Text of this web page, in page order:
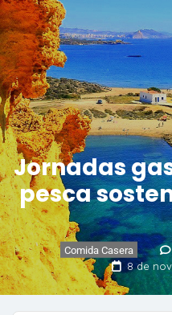
Jornadas
pesca
Comida Casera
8 de